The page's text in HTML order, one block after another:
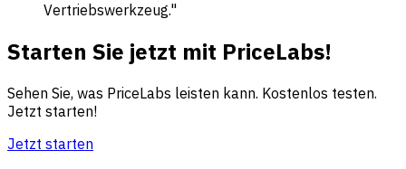
Vertriebswerkzeug."
Starten Sie jetzt mit PriceLabs!
Sehen Sie, was PriceLabs leisten kann. Kostenlos testen.
Jetzt starten!
Jetzt starten